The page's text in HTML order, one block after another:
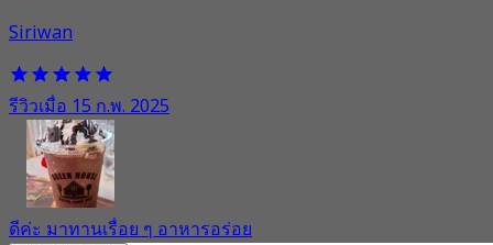
Siriwan
รีวิวเมื่อ 15 ก.พ. 2025
ดีค่ะ มาทานเรื่อย ๆ อาหารอร่อย